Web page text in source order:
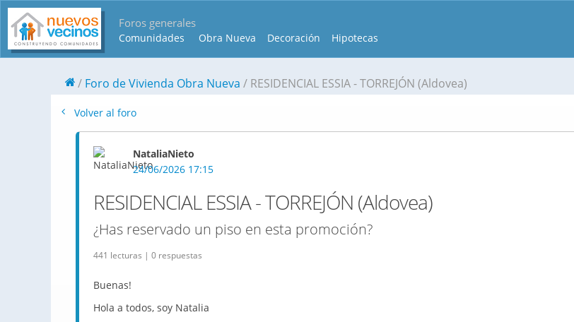
Foros generales
Comunidades Obra Nueva Decoración Hipotecas
Foro de Vivienda Obra Nueva RESIDENCIAL ESSIA - TORREJÓN (Aldovea)
Volver al foro
NataliaNieto
24/06/2026 17:15
RESIDENCIAL ESSIA - TORREJÓN (Aldovea)
¿Has reservado un piso en esta promoción?
441 lecturas | 0 respuestas
Buenas!
Hola a todos, soy Natalia